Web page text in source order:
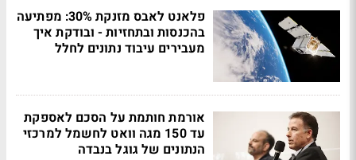
פלאנט לאבס מזנקת 30%: מפתיעה
בהכנסות ובתחזיות - ובודקת איך
מעבירים עיבוד נתונים לחלל
אורמת חותמת על הסכם לאספקת
עד 150 מגה וואט לחשמל למרכזי
הנתונים של גוגל בנבדה